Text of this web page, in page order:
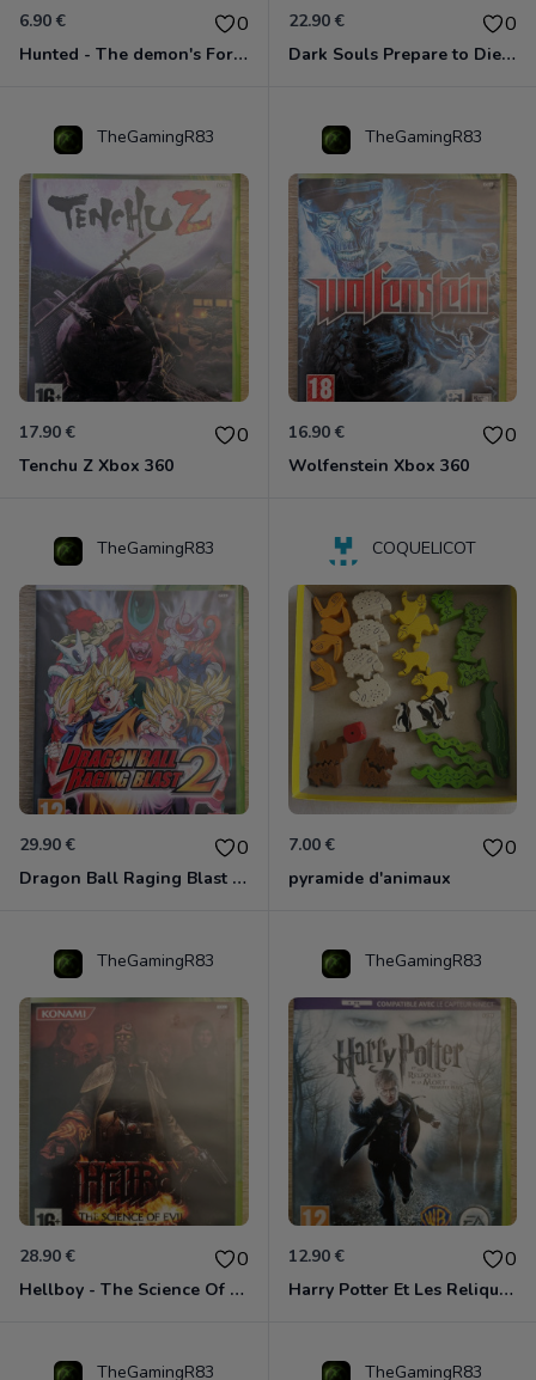
6.90 € 0
Hunted - The demon's Forge Xbox 360 (Complet CIB)
22.90 € 0
Dark Souls Prepare to Die Edition XBOX 360
TheGamingR83
17.90 € 0
Tenchu Z Xbox 360
TheGamingR83
16.90 € 0
Wolfenstein Xbox 360
TheGamingR83
29.90 € 0
Dragon Ball Raging Blast 2 Xbox 360
COQUELICOT
7.00 € 0
pyramide d'animaux
TheGamingR83
28.90 € 0
Hellboy - The Science Of Evil Xbox 360
TheGamingR83
12.90 € 0
Harry Potter Et Les Reliques De La Mort - 1ère Partie Xbox 360
TheGamingR83 TheGamingR83